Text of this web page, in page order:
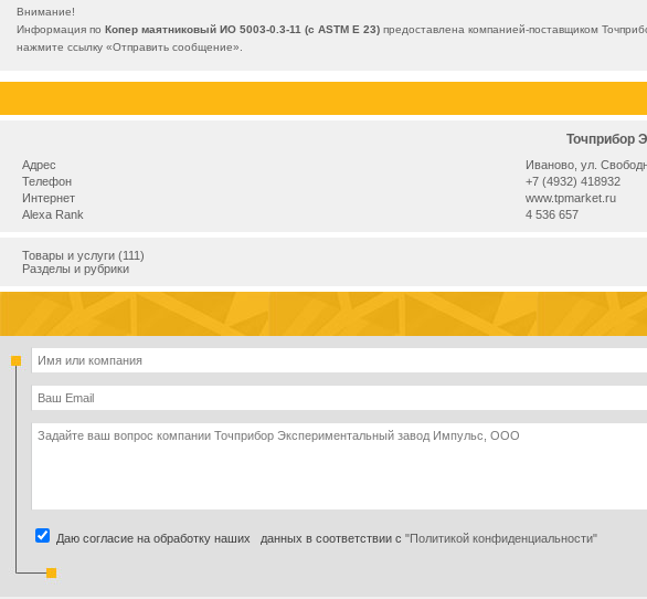
Внимание!
Информация по Копер маятниковый ИО 5003-0.3-11 (c ASTM Е 23) предоставлена компанией-поставщиком
нажмите ссылку «Отправить сообщение».
Точприбор
Адрес
Иваново, ул.
Телефон
+7 (4932) 418932
Интернет
www.tpmarket.ru
Alexa Rank
4 536 657
Товары и услуги (111)
Разделы и рубрики
Даю согласие на обработку наших данных в соответствии с "Политикой конфиденциальности"